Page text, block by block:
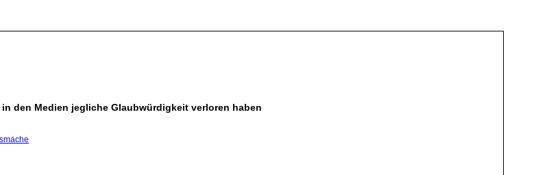
den Medien jegliche Glaubwürdigkeit verloren haben